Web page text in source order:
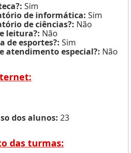
Sim
de informática: Sim
de ciências?: Não
leitura?: Não
de esportes?: Sim
atendimento especial?: Não
dos alunos: 23
das turmas: